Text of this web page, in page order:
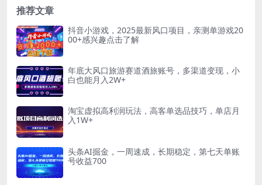
推荐文章
抖音小游戏，2025最新风口项目，亲测单游戏20
00+感兴趣点击了解
年底大风口旅游赛道酒旅账号，多渠道变现，小
白也能月入2W+
淘宝虚拟高利润玩法，高客单选品技巧，单店月
入1W+
头条AI掘金，一周速成，长期稳定，第七天单账
号收益700